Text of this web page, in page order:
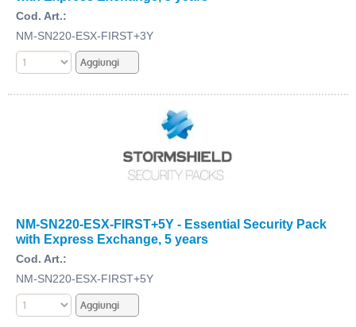
Cod. Art.:
NM-SN220-ESX-FIRST+3Y
NM-SN220-ESX-FIRST+5Y - Essential Security Pack
with Express Exchange, 5 years
Cod. Art.:
NM-SN220-ESX-FIRST+5Y